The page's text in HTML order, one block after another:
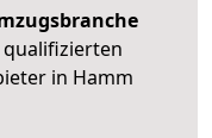
in Hamm